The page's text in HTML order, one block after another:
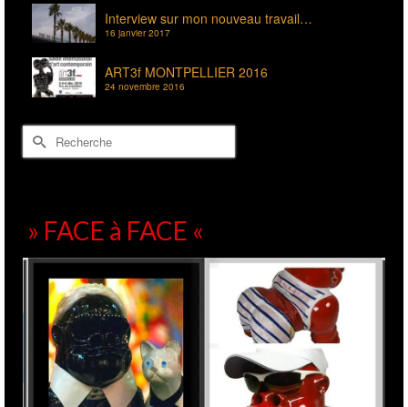
Interview sur mon nouveau travail…
16 janvier 2017
ART3f MONTPELLIER 2016
24 novembre 2016
Rechercher :
» FACE à FACE «